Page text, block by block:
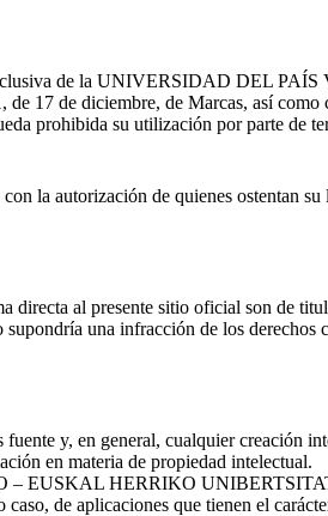
de la UNIVERSIDAD DEL
17 de diciembre, de Marcas, así como
prohibida su utilización por parte de
la autorización de quienes ostentan
directa al presente sitio oficial son de
una infracción de los derechos
y, en general, cualquier creación
en materia de propiedad intelectual.
– EUSKAL HERRIKO
caso, de aplicaciones que tienen el